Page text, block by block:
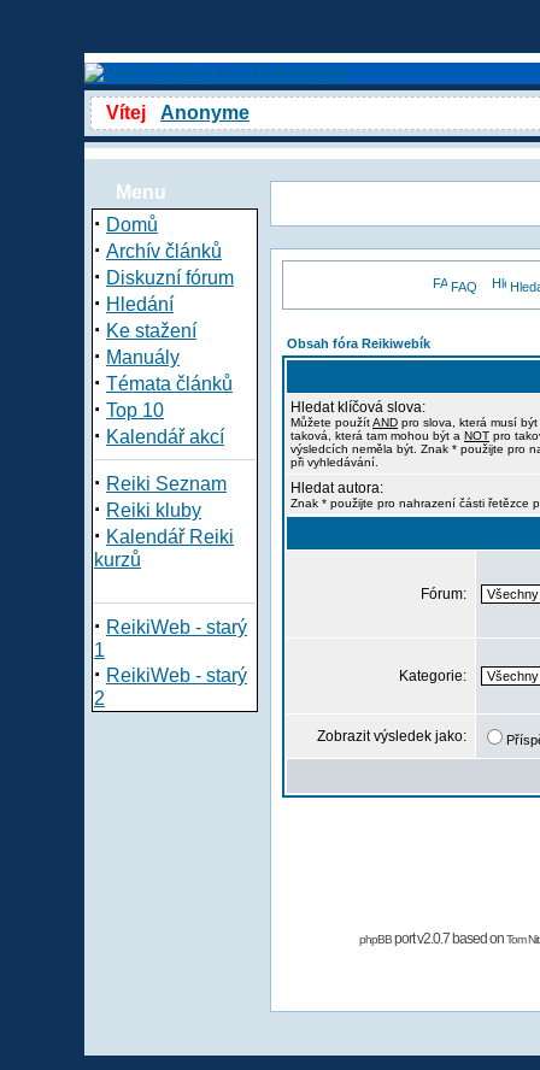
Vítej Anonyme
Menu
· Domů
· Archív článků
· Diskuzní fórum
· Hledání
· Ke stažení
· Manuály
· Témata článků
· Top 10
· Kalendář akcí
· Reiki Seznam
· Reiki kluby
· Kalendář Reiki
kurzů
· ReikiWeb - starý
1
· ReikiWeb - starý
2
FAQ
Obsah fóra Reikiwebík
Hledat klíčová slova:
Můžete použítAND pro slova, která musí
taková, která tam mohou být a NOT pro
výsledcích neměla být. Znak * použijte pro
při vyhledávání.
Hledat autora:
Znak * použijte pro nahrazení části řetězce
Fórum:
Kategorie:
Zobrazit výsledek jako:
phpBBport v2.0.7 based onTom